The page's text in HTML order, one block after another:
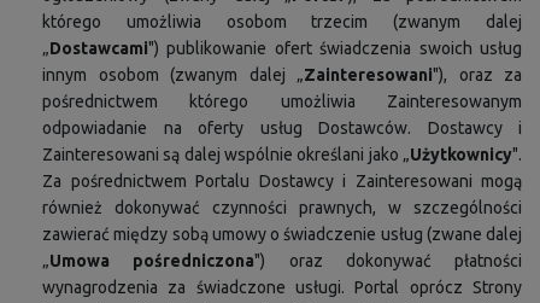
którego umożliwia osobom trzecim (zwanym dalej
„Dostawcami") publikowanie ofert świadczenia swoich usług
innym osobom (zwanym dalej „Zainteresowani"), oraz za
pośrednictwem którego umożliwia Zainteresowanym
odpowiadanie na oferty usług Dostawców. Dostawcy i
Zainteresowani są dalej wspólnie określani jako „Użytkownicy".
Za pośrednictwem Portalu Dostawcy i Zainteresowani mogą
również dokonywać czynności prawnych, w szczególności
zawierać między sobą umowy o świadczenie usług (zwane dalej
„Umowa pośredniczona") oraz dokonywać płatności
wynagrodzenia za świadczone usługi. Portal oprócz Strony